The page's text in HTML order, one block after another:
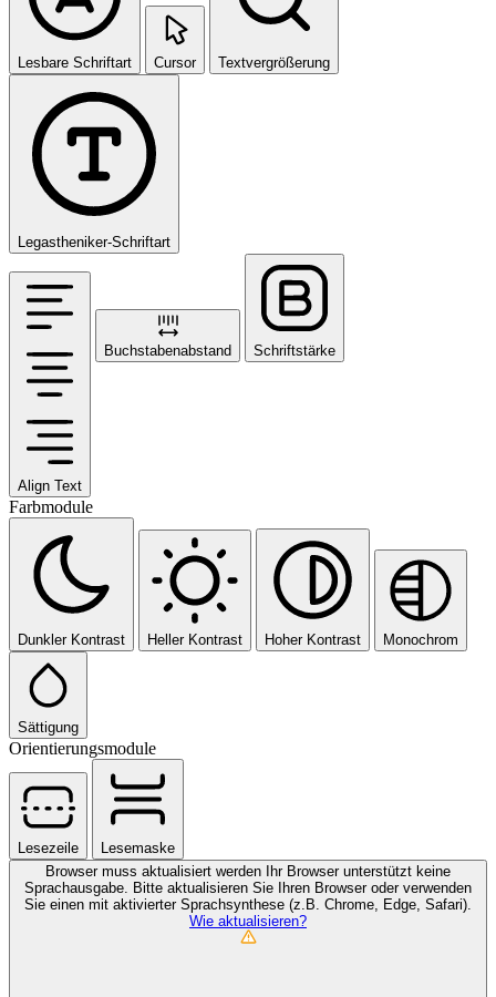
Lesbare Schriftart Cursor Textvergrößerung
Legastheniker-Schriftart
Align Text
Buchstabenabstand Schriftstärke
Farbmodule
Dunkler Kontrast Heller Kontrast Hoher Kontrast Monochrom
Sättigung
Orientierungsmodule
Lesezeile
Lesemaske
Browser muss aktualisiert werden
Ihr Browser unterstützt keine
Sprachausgabe. Bitte aktualisieren Sie Ihren Browser oder verwenden
Sie einen mit aktivierter Sprachsynthese (z.B. Chrome, Edge, Safari).
Wie aktualisieren?